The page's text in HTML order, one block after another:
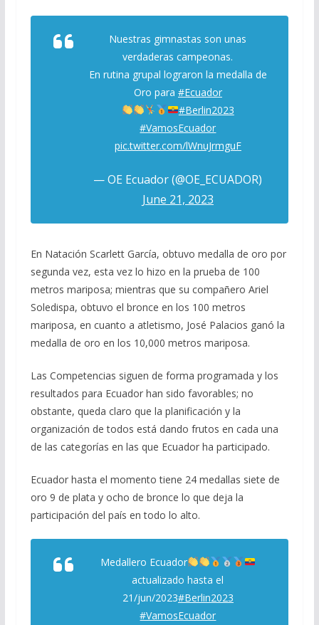
Nuestras gimnastas son unas
verdaderas campeonas.
En rutina grupal lograron la medalla de
Oro para #Ecuador
#Berlin2023
#VamosEcuador
pic.twitter.com/lWnuJrmguF
— OE Ecuador (@OE_ECUADOR)
June 21, 2023
En Natación Scarlett García, obtuvo medalla de oro por
segunda vez, esta vez lo hizo en la prueba de 100
metros mariposa; mientras que su compañero Ariel
Soledispa, obtuvo el bronce en los 100 metros
mariposa, en cuanto a atletismo, José Palacios ganó la
medalla de oro en los 10,000 metros mariposa.
Las Competencias siguen de forma programada y los
resultados para Ecuador han sido favorables; no
obstante, queda claro que la planificación y la
organización de todos está dando frutos en cada una
de las categorías en las que Ecuador ha participado.
Ecuador hasta el momento tiene 24 medallas siete de
oro 9 de plata y ocho de bronce lo que deja la
participación del país en todo lo alto.
Medallero Ecuador
actualizado hasta el
21/jun/2023#Berlin2023
#VamosEcuador